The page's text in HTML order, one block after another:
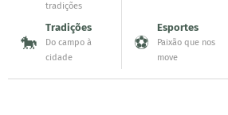
tradições
🐎
Tradições
Do campo à
cidade
⚽
Esportes
Paixão que nos
move